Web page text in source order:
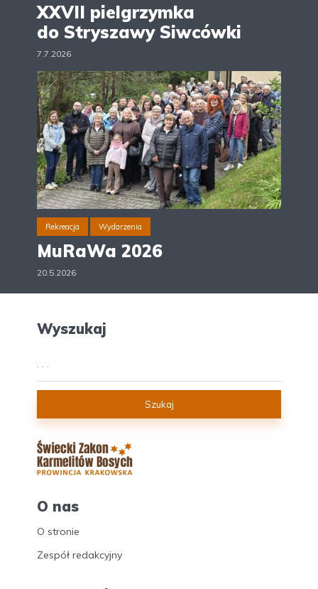
XXVII pielgrzymka
do Stryszawy Siwcówki
7.7.2026
Rekreacja Wydarzenia
MuRaWa 2026
20.5.2026
Wyszukaj
Szukaj
O nas
O stronie
Zespół redakcyjny